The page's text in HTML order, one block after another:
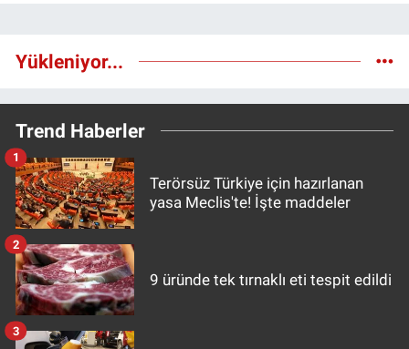
Yükleniyor...
Trend Haberler
Terörsüz Türkiye için hazırlanan
yasa Meclis'te! İşte maddeler
1
9 üründe tek tırnaklı eti tespit edildi
2
3